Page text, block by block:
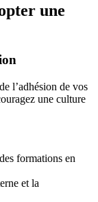
une
l’adhésion de vos
une culture
formations en
et la